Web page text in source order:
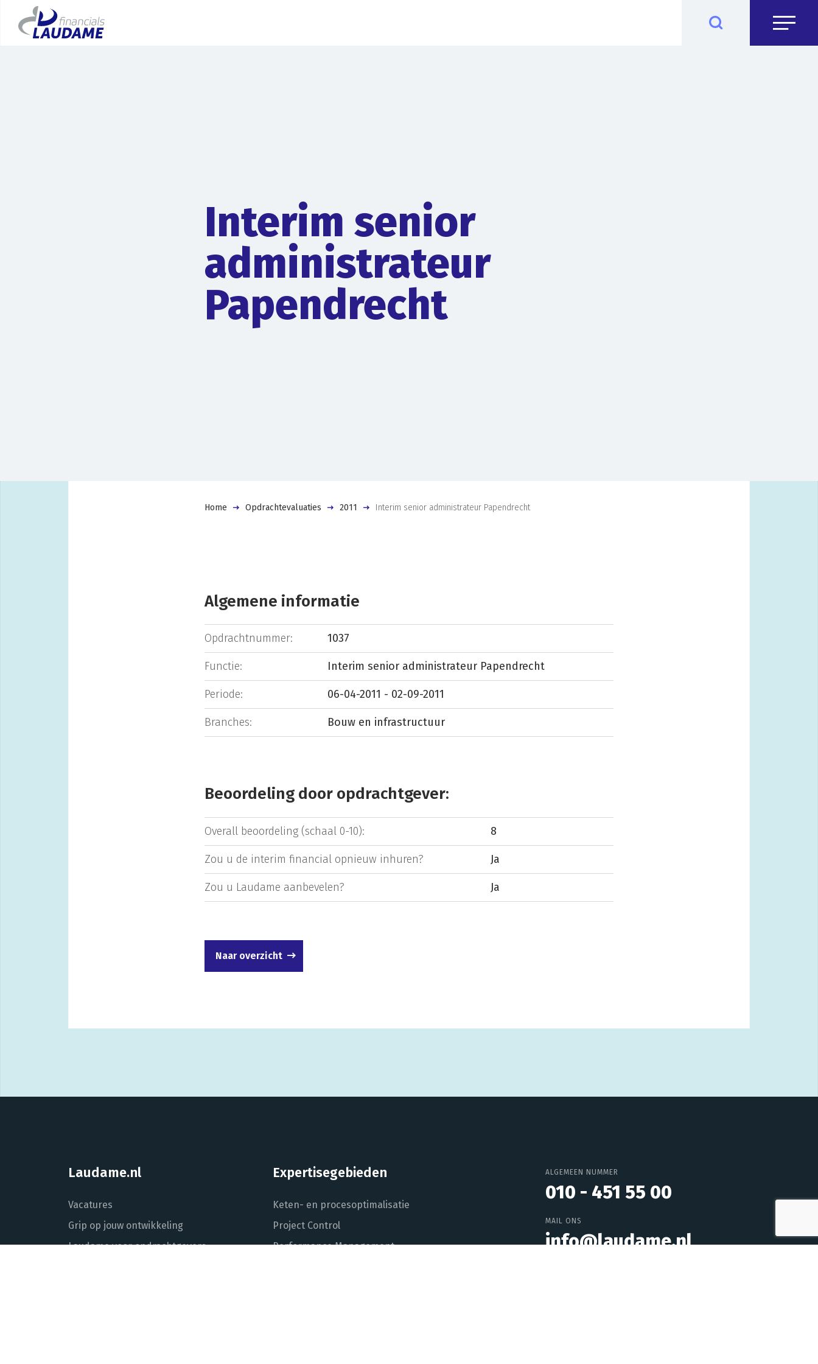
Interim senior
administrateur
Papendrecht
Home Opdrachtevaluaties 2011 Interim senior administrateur Papendrecht
Algemene informatie
Opdrachtnummer: 1037
Functie: Interim senior administrateur Papendrecht
Periode: 06-04-2011 - 02-09-2011
Branches: Bouw en infrastructuur
Beoordeling door opdrachtgever:
Overall beoordeling (schaal 0-10): 8
Zou u de interim financial opnieuw inhuren? Ja
Zou u Laudame aanbevelen? Ja
Naar overzicht
Laudame.nl
Vacatures
Grip op jouw ontwikkeling
Laudame voor opdrachtgevers
Expertisegebieden
Keten- en procesoptimalisatie
Project Control
Performance Management
ALGEMEEN NUMMER
010 - 451 55 00
MAIL ONS
info@laudame.nl